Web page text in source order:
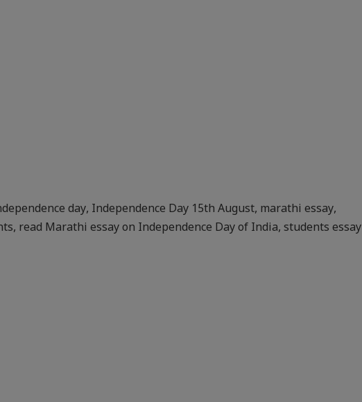
day, Independence Day 15th August, marathi essay,
, read Marathi essay on Independence Day of India, students essay